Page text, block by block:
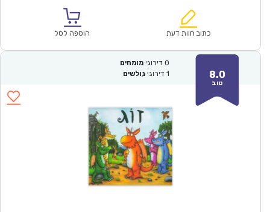
₪57.00.
הוא:
כתוב חוות דעת הוספה לסל
8.0
טוב
0 דירוגי מומחים
1 דירוגי גולשים